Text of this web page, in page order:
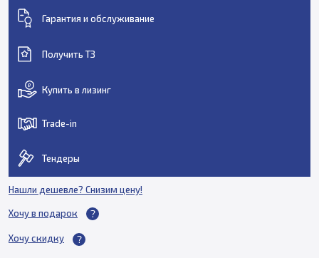
Гарантия и обслуживание
Получить ТЗ
Купить в лизинг
Trade-in
Тендеры
Нашли дешевле? Снизим цену!
Хочу в подарок
Хочу скидку